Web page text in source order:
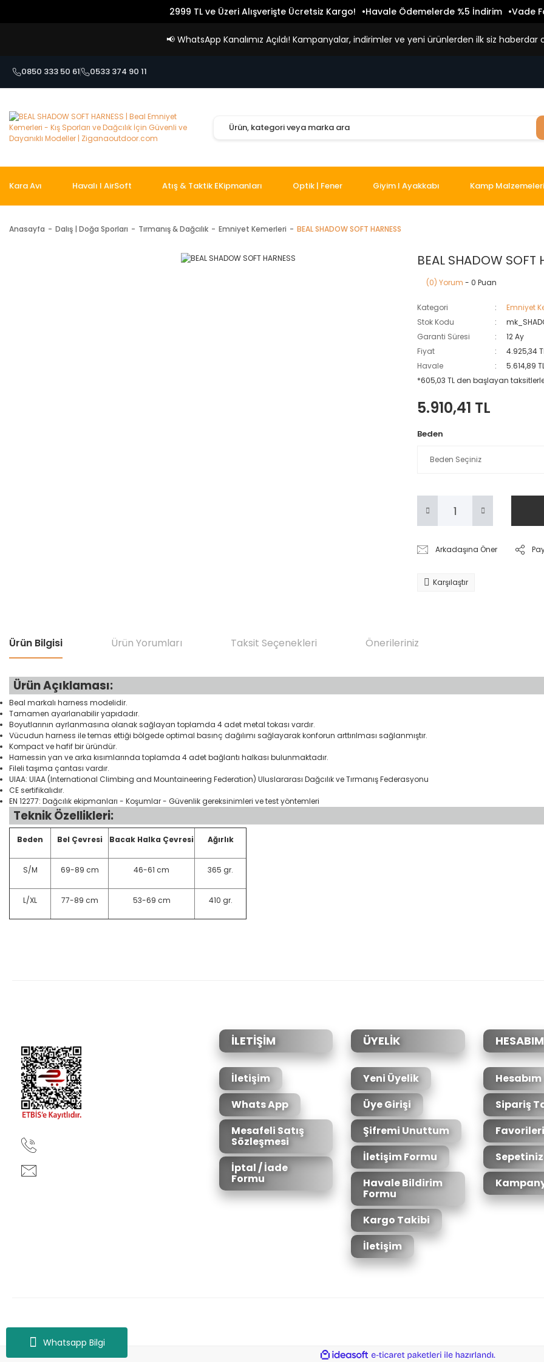
Whatsapp Bilgi
2999 TL ve Üzeri Alışverişte Ücretsiz Kargo! Havale Ödemelerde %5 İndirim Vade
📢 WhatsApp Kanalımız Açıldı! Kampanyalar, indirimler ve yeni ürünlerden ilk siz haberdar
0850 333 50 61 0533 374 90 11
Kara Avı Havalı I AirSoft Atış & Taktik EKipmanları Optik | Fener Giyim I Ayakkabı Kamp Malzemeleri
Anasayfa Dalış | Doğa Sporları Tırmanış & Dağcılık Emniyet Kemerleri BEAL SHADOW SOFT HARNESS
BEAL SHADOW SOFT
(0) Yorum - 0 Puan
Kategori
Emniyet
Stok Kodu
Garanti Süresi
12 Ay
Fiyat
4.925,34
Havale
5.614,89
*605,03 TL den başlayan
5.910,41 TL
Beden
Arkadaşına Öner
Karşılaştır
Ürün Bilgisi Ürün Yorumları Taksit Seçenekleri Önerileriniz
Ürün Açıklaması:
Beal markalı harness modelidir.
Tamamen ayarlanabilir yapıdadır.
Boyutlarının ayrlanmasına olanak sağlayan toplamda 4 adet metal tokası vardır.
Vücudun harness ile temas ettiği bölgede optimal basınç dağılımı sağlayarak konforun arttırılması sağlanmıştır.
Kompact ve hafif bir üründür.
Harnessin yan ve arka kısımlarında toplamda 4 adet bağlantı halkası bulunmaktadır.
Fileli taşıma çantası vardır.
UIAA: UIAA (International Climbing and Mountaineering Federation) Uluslararası Dağcılık ve Tırmanış Federasyonu
CE sertifikalıdır.
EN 12277: Dağcılık ekipmanları - Koşumlar - Güvenlik gereksinimleri ve test yöntemleri
Teknik Özellikleri:
Beden Bel Çevresi Bacak Halka Çevresi Ağırlık
S/M 69-89 cm 46-61 cm 365 gr.
L/XL 77-89 cm 53-69 cm 410 gr.
Ürün fiyatı diğer sitelerden daha pahalı.
Bu ürüne benzer farklı alternatifler olmalı.
İLETİŞİM
İletişim
Whats App
Mesafeli Satış
Sözleşmesi
İptal / İade
Formu
ÜYELİK
Yeni Üyelik
Üye Girişi
Şifremi Unuttum
İletişim Formu
Havale Bildirim
Formu
Kargo Takibi
İletişim
HESABIM
Hesabım
Sipariş
Sepetiniz
ideasoft
e-